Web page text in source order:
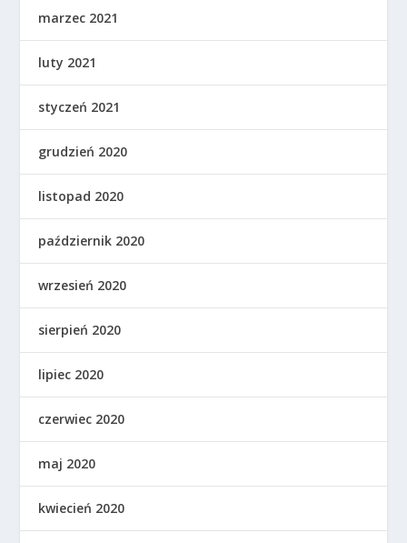
marzec 2021
luty 2021
styczeń 2021
grudzień 2020
listopad 2020
październik 2020
wrzesień 2020
sierpień 2020
lipiec 2020
czerwiec 2020
maj 2020
kwiecień 2020